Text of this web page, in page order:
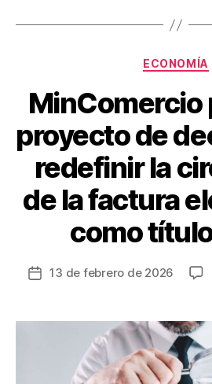
o
ECONOMÍA
MinComercio
proyecto de
redefinir la
de la factura
como
Fecha
entrada
13 de febrero de 2026